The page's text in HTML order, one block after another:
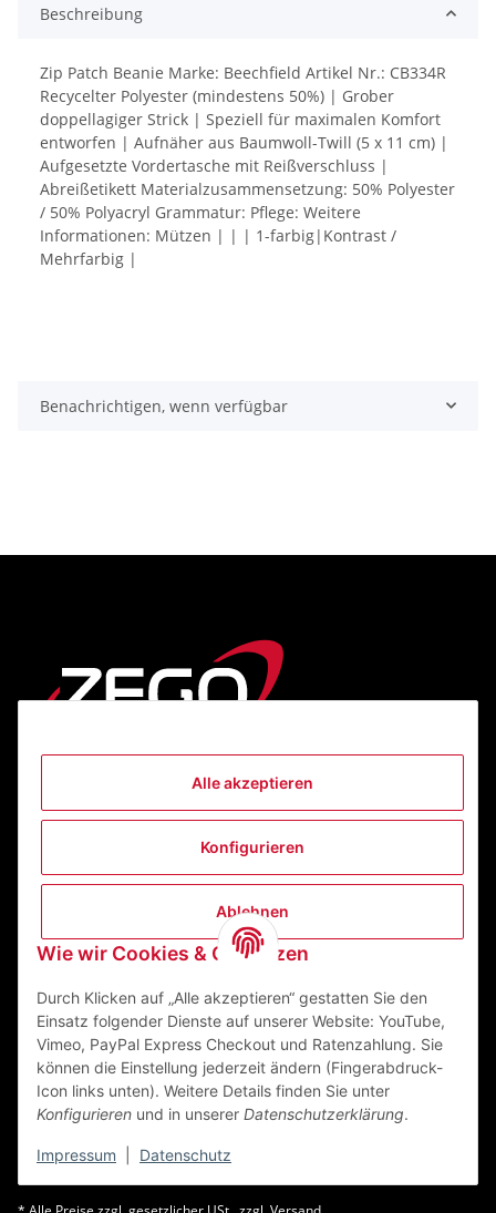
Alle akzeptieren
Konfigurieren
Ablehnen
Wie wir Cookies & Co nutzen
Durch Klicken auf „Alle akzeptieren“ gestatten Sie den
Einsatz folgender Dienste auf unserer Website: YouTube,
Vimeo, PayPal Express Checkout und Ratenzahlung. Sie
können die Einstellung jederzeit ändern (Fingerabdruck-
Icon links unten). Weitere Details finden Sie unter
Konfigurieren und in unserer Datenschutzerklärung.
Impressum Datenschutz
Beschreibung
Zip Patch Beanie Marke: Beechfield Artikel Nr.: CB334R
Recycelter Polyester (mindestens 50%) | Grober
doppellagiger Strick | Speziell für maximalen Komfort
entworfen | Aufnäher aus Baumwoll-Twill (5 x 11 cm) |
Aufgesetzte Vordertasche mit Reißverschluss |
Abreißetikett Materialzusammensetzung: 50% Polyester
/ 50% Polyacryl Grammatur: Pflege: Weitere
Informationen: Mützen | | | 1-farbig|Kontrast /
Mehrfarbig |
Benachrichtigen, wenn verfügbar
Informationen
ZEGO Textilveredelungszentrum GmbH
63741 Aschaffenburg Deutschland
Mail:info@zego-tvz.de
Tel.:06021 59092-0